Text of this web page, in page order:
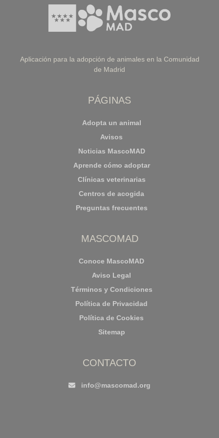
Aplicación para la adopción de animales en la Comunidad
de Madrid
PÁGINAS
Adopta un animal
Avisos
Noticias MascoMAD
Aprende cómo adoptar
Clínicas veterinarias
Centros de acogida
Preguntas frecuentes
MASCOMAD
Conoce MascoMAD
Aviso Legal
Términos y Condiciones
Política de Privacidad
Política de Cookies
Sitemap
CONTACTO
info@mascomad.org